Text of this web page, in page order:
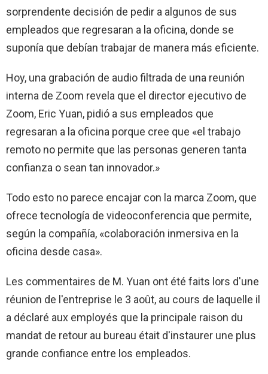
sorprendente decisión de pedir a algunos de sus
empleados que regresaran a la oficina, donde se
suponía que debían trabajar de manera más eficiente.
Hoy, una grabación de audio filtrada de una reunión
interna de Zoom revela que el director ejecutivo de
Zoom, Eric Yuan, pidió a sus empleados que
regresaran a la oficina porque cree que «el trabajo
remoto no permite que las personas generen tanta
confianza o sean tan innovador.»
Todo esto no parece encajar con la marca Zoom, que
ofrece tecnología de videoconferencia que permite,
según la compañía, «colaboración inmersiva en la
oficina desde casa».
Les commentaires de M. Yuan ont été faits lors d'une
réunion de l'entreprise le 3 août, au cours de laquelle il
a déclaré aux employés que la principale raison du
mandat de retour au bureau était d'instaurer une plus
grande confiance entre los empleados.